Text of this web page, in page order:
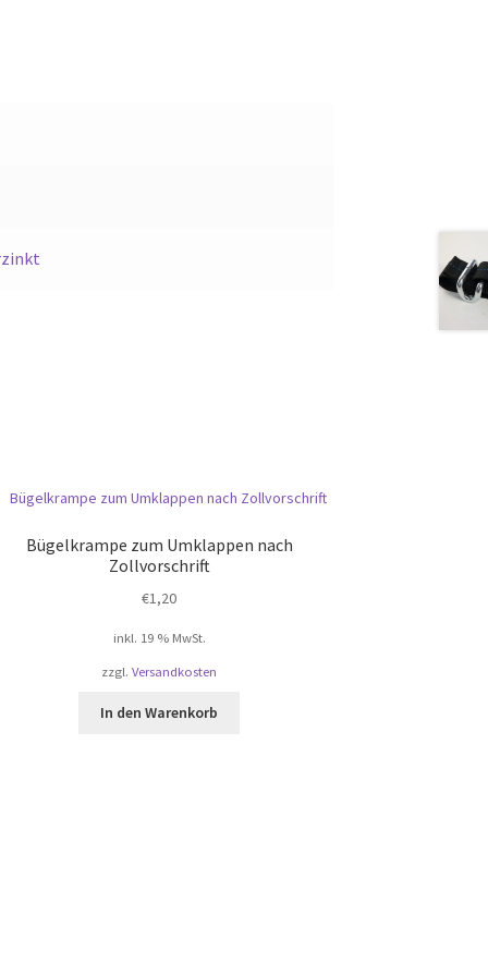
Bügelkrampe zum Umklappen nach
Zollvorschrift
€1,20
inkl. 19 % MwSt.
zzgl.Versandkosten
In den Warenkorb